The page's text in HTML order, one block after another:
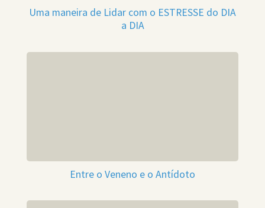
Uma maneira de Lidar com o ESTRESSE do DIA
a DIA
Entre o Veneno e o Antídoto